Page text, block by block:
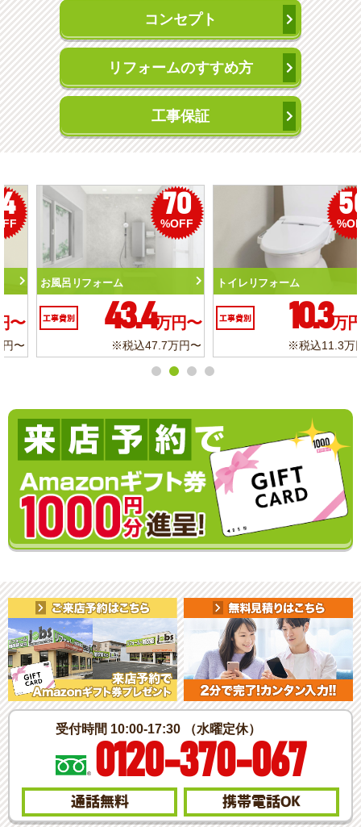
コンセプト
リフォームのすすめ方
工事保証
50
%OFF
トイレリフォーム
工事費別 10.3万円〜
※税込11.3万円〜
56
%OFF
洗面化粧台リフォーム
工事費別 6.2万円〜
※税込6.8万円〜
受付時間 10:00-17:30 （水曜定休）
0120-370-067
通話無料 携帯電話OK